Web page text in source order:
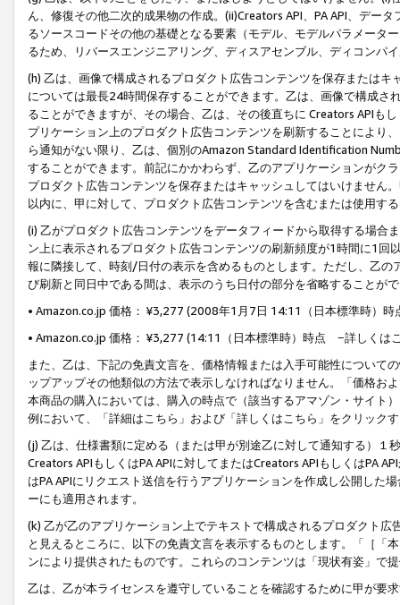
ん、修復その他二次的成果物の作成。(ii)Creators API、PA API、デー
るソースコードその他の基礎となる要素（モデル、モデルパラメータ
るため、リバースエンジニアリング、ディスアセンブル、ディコンパ
(h) 乙は、画像で構成されるプロダクト広告コンテンツを保存または
については最長24時間保存することができます。乙は、画像で構成
ることができますが、その場合、乙は、その後直ちに Creators APIも
プリケーション上のプロダクト広告コンテンツを刷新することにより
ら通知がない限り、乙は、個別のAmazon Standard Identification
することができます。前記にかかわらず、乙のアプリケーションがク
プロダクト広告コンテンツを保存またはキャッシュしてはいけません
以内に、甲に対して、プロダクト広告コンテンツを含むまたは使用す
(i) 乙がプロダクト広告コンテンツをデータフィードから取得する場合
ン上に表示されるプロダクト広告コンテンツの刷新頻度が1時間に1
報に隣接して、時刻/日付の表示を含めるものとします。ただし、乙
び刷新と同日中である間は、表示のうち日付の部分を省略することが
• Amazon.co.jp 価格： ¥3,277 (2008年1月7日 14:11（日本標準時）
• Amazon.co.jp 価格： ¥3,277 (14:11（日本標準時）時点 −詳しくは
また、乙は、下記の免責文言を、価格情報または入手可能性について
ップアップその他類似の方法で表示しなければなりません。「価格
本商品の購入においては、購入の時点で（該当するアマゾン・サイト
例において、「詳細はこちら」および「詳しくはこちら」をクリック
(j) 乙は、仕様書類に定める（または甲が別途乙に対して通知する）
Creators APIもしくはPA APIに対してまたはCreators APIもしくはPA
はPA APIにリクエスト送信を行うアプリケーションを作成し公開した
ーにも適用されます。
(k) 乙が乙のアプリケーション上でテキストで構成されるプロダクト
と見えるところに、以下の免責文言を表示するものとします。「［「
ンにより提供されたものです。これらのコンテンツは「現状有姿」で
乙は、乙が本ライセンスを遵守していることを確認するために甲が要